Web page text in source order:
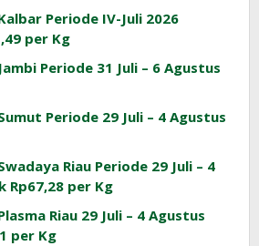
Periode IV-Juli 2026
per Kg
Periode 31 Juli – 6 Agustus
Periode 29 Juli – 4 Agustus
Riau Periode 29 Juli – 4
Rp67,28 per Kg
Riau 29 Juli – 4 Agustus
per Kg